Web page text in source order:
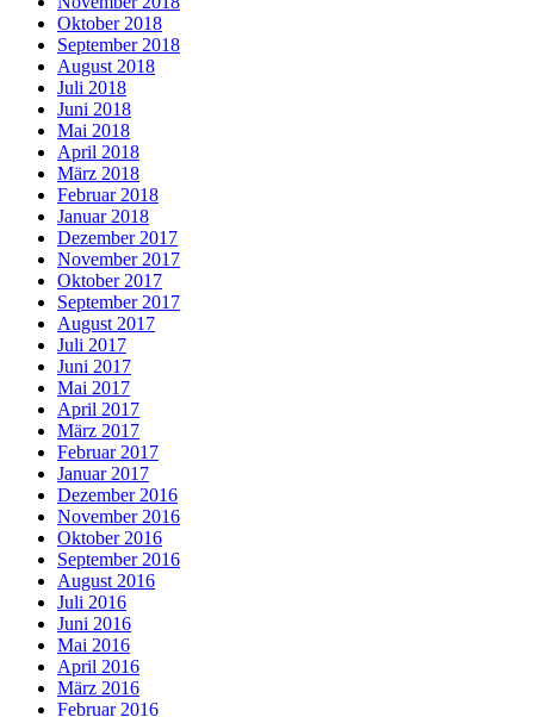
Oktober 2018
September 2018
August 2018
Juli 2018
Juni 2018
Mai 2018
April 2018
März 2018
Februar 2018
Januar 2018
Dezember 2017
November 2017
Oktober 2017
September 2017
August 2017
Juli 2017
Juni 2017
Mai 2017
April 2017
März 2017
Februar 2017
Januar 2017
Dezember 2016
November 2016
Oktober 2016
September 2016
August 2016
Juli 2016
Juni 2016
Mai 2016
April 2016
März 2016
Februar 2016